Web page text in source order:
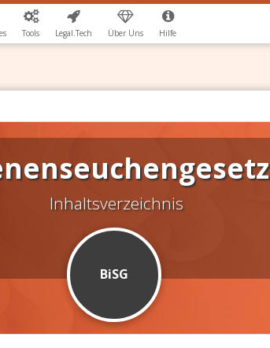
Tools Legal.Tech Über Uns Hilfe
Inhaltsverzeichnis
BiSG